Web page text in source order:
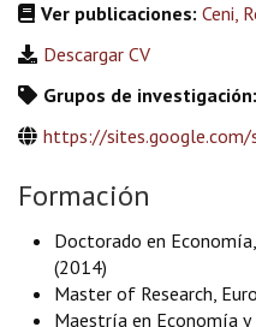
Ver publicaciones: Ceni,
Descargar CV
Grupos de investigación:
https://
Formación
Doctorado en
(2014)
Master of Research,
Maestría en Economía y